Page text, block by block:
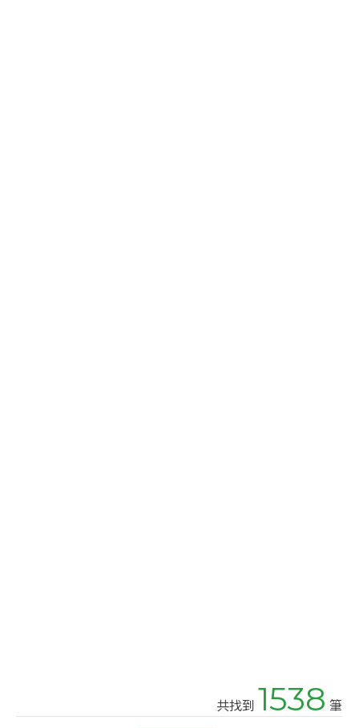
共找到 1538 筆